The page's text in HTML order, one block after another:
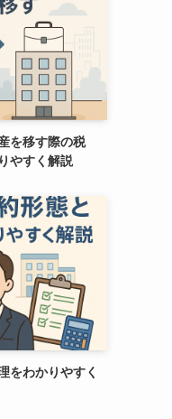
を移す際の税
やすく解説
をわかりやすく